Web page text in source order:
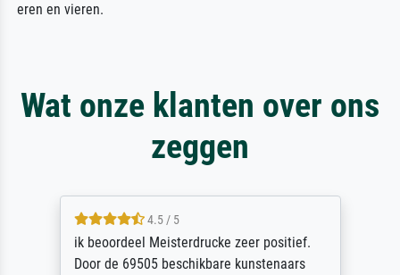
eren en vieren.
Wat onze klanten over ons
zeggen
4.5 / 5
ik beoordeel Meisterdrucke zeer positief.
Door de 69505 beschikbare kunstenaars